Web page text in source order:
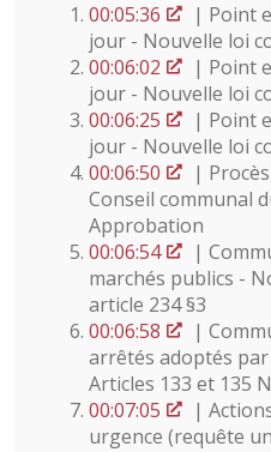
00:05:36
| Point
jour - Nouvelle loi
00:06:02
| Point
jour - Nouvelle loi
00:06:25
| Point
jour - Nouvelle loi
00:06:50
|
Conseil communal
Approbation
00:06:54
|
marchés publics -
article 234 §3
00:06:58
|
arrêtés adoptés
Articles 133 et 135
00:07:05
|
urgence (requête